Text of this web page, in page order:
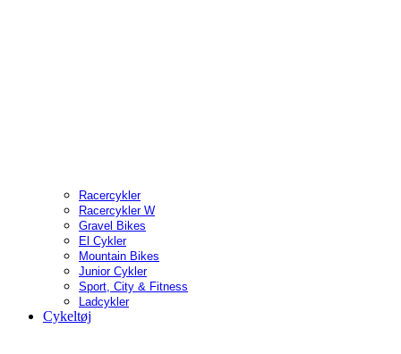
Racercykler
Racercykler W
Gravel Bikes
El Cykler
Mountain Bikes
Junior Cykler
Sport, City & Fitness
Ladcykler
Cykeltøj